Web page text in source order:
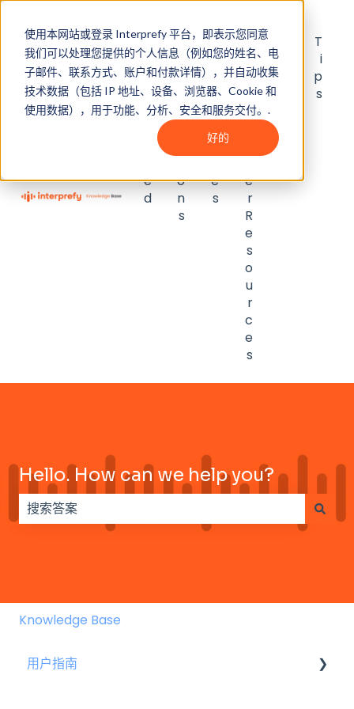
使用本网站或登录 Interprefy 平台，即表示您同意
我们可以处理您提供的个人信息（例如您的姓名、电
子邮件、联系方式、账户和付款详情），并自动收集
技术数据（包括 IP 地址、设备、浏览器、Cookie 和
使用数据），用于功能、分析、安全和服务交付。.
好的
G
e
t
S
t
e
d
I
n
t
e
g
o
n
s
U
s
e
r
g
u
e
s
I
n
t
e
p
e
r
R
e
s
o
u
r
c
e
s
Q
T
i
p
s
Hello. How can we help you?
没有建议，因为搜索字段为空。
Knowledge Base
用户指南